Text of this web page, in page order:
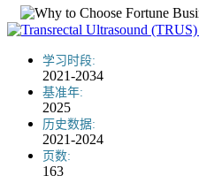
学习时段:
2021-2034
基准年:
2025
历史数据:
2021-2024
页数:
163